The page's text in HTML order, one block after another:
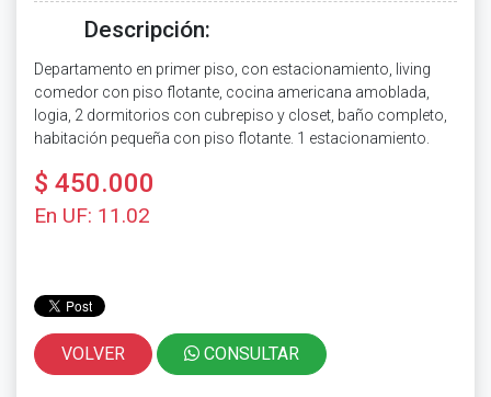
Descripción:
Departamento en primer piso, con estacionamiento, living
comedor con piso flotante, cocina americana amoblada,
logia, 2 dormitorios con cubrepiso y closet, baño completo,
habitación pequeña con piso flotante. 1 estacionamiento.
$ 450.000
En UF: 11.02
VOLVER CONSULTAR